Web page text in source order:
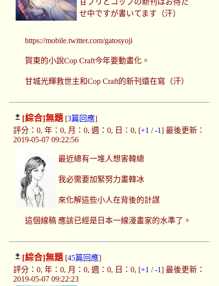
甘ブリとコップの新刊はお待た
せ中ですが書いてます（汗）
https://mobile.twitter.com/gatosyoji
賀東的小說Cop Craft今年要動畫化。
甘城光輝救世主和Cop Craft的新刊還在寫（汗）
[綜合]無題[3篇回應]
評分：0, 年：0, 月：0, 週：0, 日：0, [+1 /-1] 最後更新：
2019-05-07 09:22:56
最近總有一堆人想害韓總
我必需要加緊努力畫韓冰
來化解這些小人在背後的計謀
這個線稿 應該已經是日本一線漫畫家的水準了。
[綜合]無題[45篇回應]
評分：0, 年：0, 月：0, 週：0, 日：0, [+1 /-1] 最後更新：
2019-05-07 09:22:23